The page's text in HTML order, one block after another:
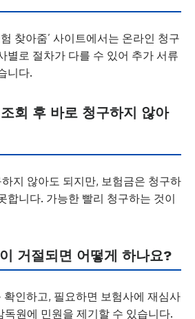
찾아줌’ 사이트에서는 온라인 청구
별로 절차가 다를 수 있어 추가 서류
니다.
회 후 바로 청구하지 않아
지 않아도 되지만, 보험금은 청구하
합니다. 가능한 빨리 청구하는 것이
거절되면 어떻게 하나요?
확인하고, 필요하면 보험사에 재심사
독원에 민원을 제기할 수 있습니다.